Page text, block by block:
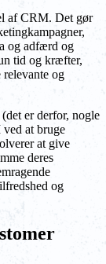
af CRM. Det gør
og adfærd og
tid og kræfter,
relevante og
er derfor, nogle
ved at bruge
at give
deres
og